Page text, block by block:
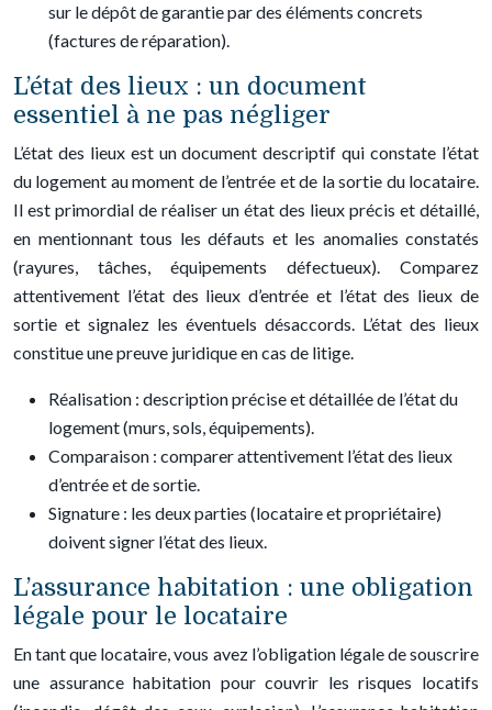
sur le dépôt de garantie par des éléments concrets
(factures de réparation).
L’état des lieux : un document
essentiel à ne pas négliger
L’état des lieux est un document descriptif qui constate l’état
du logement au moment de l’entrée et de la sortie du locataire.
Il est primordial de réaliser un état des lieux précis et détaillé,
en mentionnant tous les défauts et les anomalies constatés
(rayures, tâches, équipements défectueux). Comparez
attentivement l’état des lieux d’entrée et l’état des lieux de
sortie et signalez les éventuels désaccords. L’état des lieux
constitue une preuve juridique en cas de litige.
Réalisation : description précise et détaillée de l’état du
logement (murs, sols, équipements).
Comparaison : comparer attentivement l’état des lieux
d’entrée et de sortie.
Signature : les deux parties (locataire et propriétaire)
doivent signer l’état des lieux.
L’assurance habitation : une obligation
légale pour le locataire
En tant que locataire, vous avez l’obligation légale de souscrire
une assurance habitation pour couvrir les risques locatifs